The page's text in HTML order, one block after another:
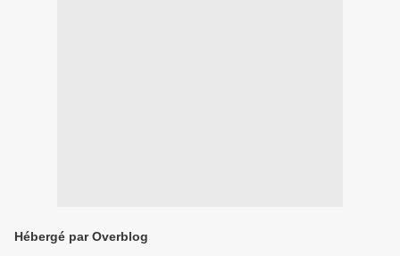
Hébergé par Overblog